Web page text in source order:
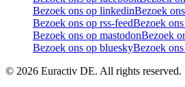
Bezoek ons op linkedinBezoek
Bezoek ons op rss-feedBezoek
Bezoek ons op mastodonBezoek
Bezoek ons op blueskyBezoek
© 2026 Euractiv DE. All rights reserved.